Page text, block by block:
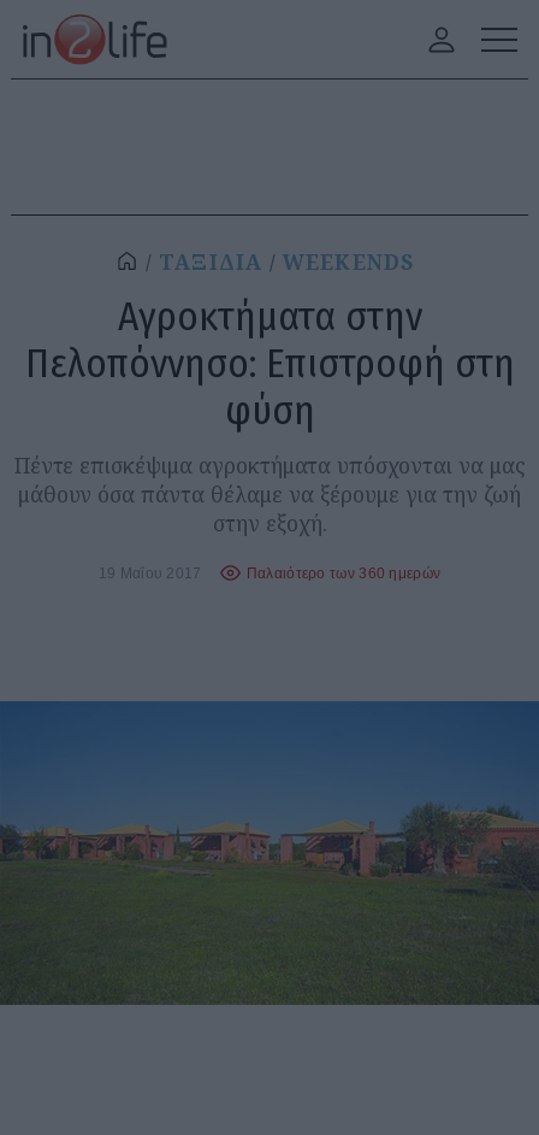
ΤΑΞΙΔΙΑ WEEKENDS
Αγροκτήματα στην
Πελοπόννησο: Επιστροφή στη
φύση
Πέντε επισκέψιμα αγροκτήματα υπόσχονται να μας
μάθουν όσα πάντα θέλαμε να ξέρουμε για την ζωή
στην εξοχή.
19 Μαΐου 2017 Παλαιότερο των 360 ημερών